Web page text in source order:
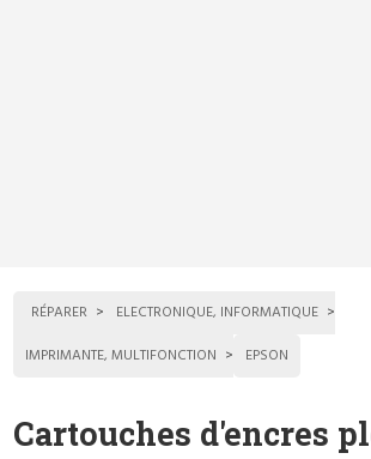
RÉPARER
ELECTRONIQUE, INFORMATIQUE
IMPRIMANTE, MULTIFONCTION
EPSON
Cartouches d'encres